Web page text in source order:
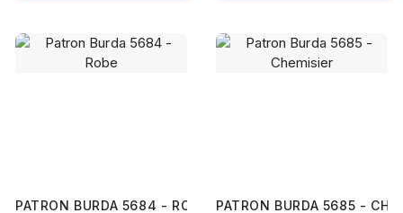
PATRON BURDA 5684 - ROBE PATRON BURDA 5685 -